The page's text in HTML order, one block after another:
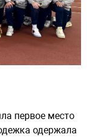
первое место
одержала